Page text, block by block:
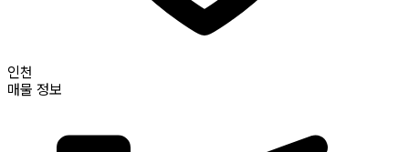
인천
매물 정보